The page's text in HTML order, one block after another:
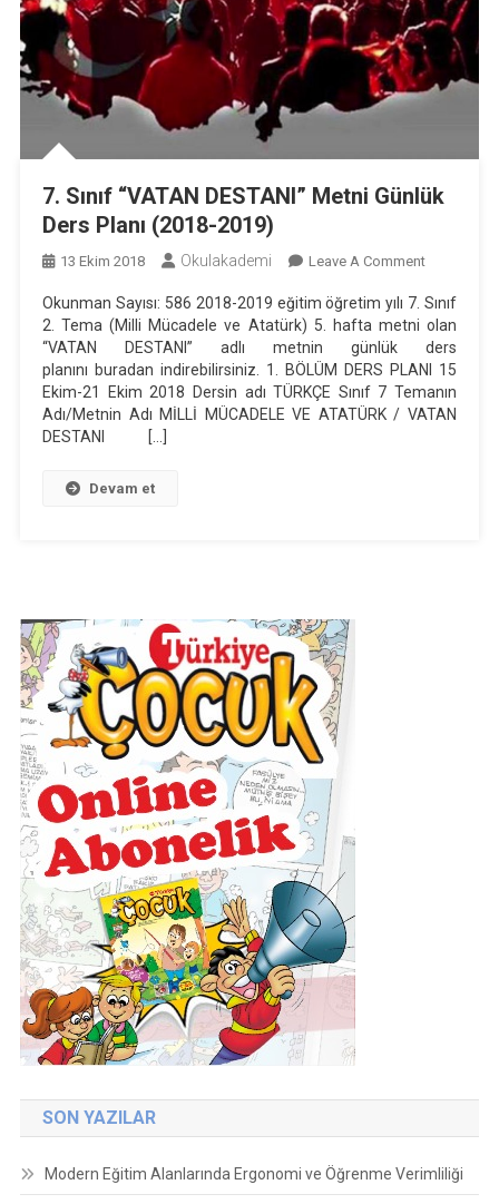
7. Sınıf “VATAN DESTANI” Metni Günlük
Ders Planı (2018-2019)
13 Ekim 2018 Okulakademi Leave A CommentOn
Sınıf
DESTANI”
Metni
Günlük
Okunman Sayısı: 586 2018-2019 eğitim öğretim yılı 7. Sınıf
2. Tema (Milli Mücadele ve Atatürk) 5. hafta metni olan
“VATAN DESTANI” adlı metnin günlük ders
planını buradan indirebilirsiniz. 1. BÖLÜM DERS PLANI 15
Ekim-21 Ekim 2018 Dersin adı TÜRKÇE Sınıf 7 Temanın
Adı/Metnin Adı MİLLİ MÜCADELE VE ATATÜRK / VATAN
DESTANI […]
Devam et
SON YAZILAR
Modern Eğitim Alanlarında Ergonomi ve Öğrenme Verimliliği